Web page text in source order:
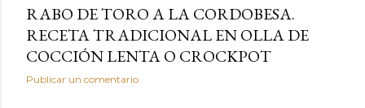
RABO DE TORO A LA CORDOBESA.
RECETA TRADICIONAL EN OLLA DE
COCCIÓN LENTA O CROCKPOT
Publicar un comentario